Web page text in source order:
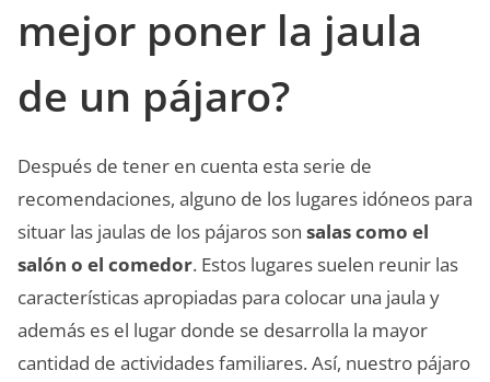
mejor poner la jaula
de un pájaro?
Después de tener en cuenta esta serie de
recomendaciones, alguno de los lugares idóneos para
situar las jaulas de los pájaros son salas como el
salón o el comedor. Estos lugares suelen reunir las
características apropiadas para colocar una jaula y
además es el lugar donde se desarrolla la mayor
cantidad de actividades familiares. Así, nuestro pájaro